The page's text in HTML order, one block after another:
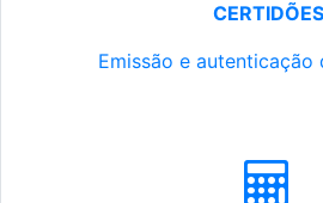
CERTIDÕES
Emissão e autenticação